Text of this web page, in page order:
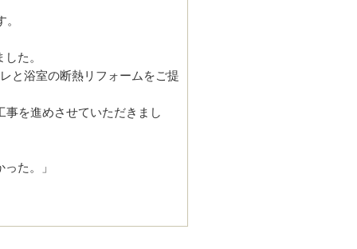
た。
と浴室の断熱リフォームをご提
を進めさせていただきまし
た。」